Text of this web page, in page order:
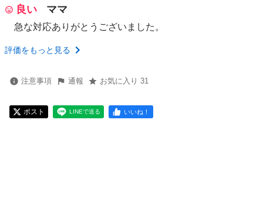
良い ママ
急な対応ありがとうございました。
評価をもっと見る
注意事項 通報 お気に入り 31
ポスト LINEで送る いいね！